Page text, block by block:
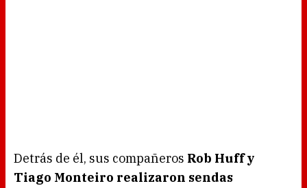
Detrás de él, sus compañeros Rob Huff y
Tiago Monteiro realizaron sendas